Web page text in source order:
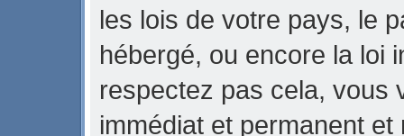
les lois de votre pays, le
hébergé, ou encore la loi
respectez pas cela, vous
immédiat et permanent